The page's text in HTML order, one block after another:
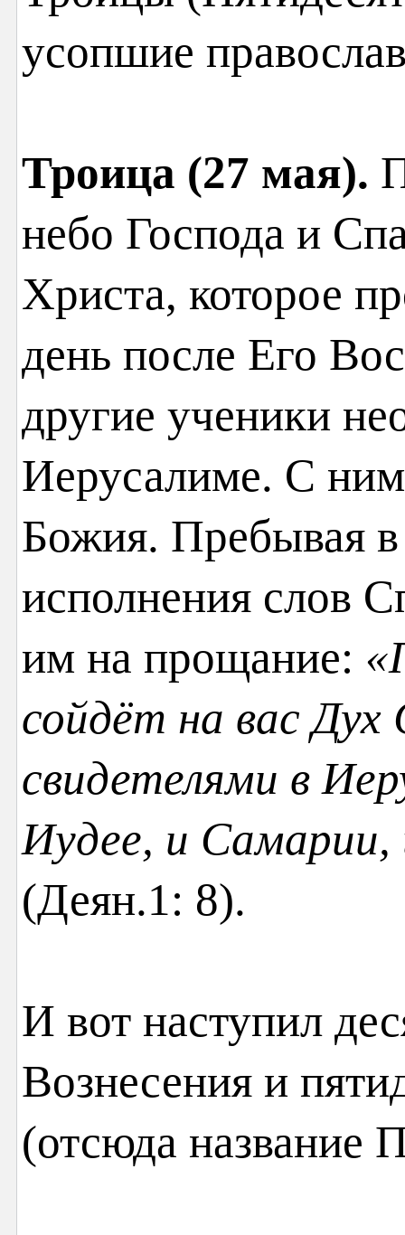
усопшие
Троица (27 мая).
небо Господа и
Христа, которое
день после Его
другие ученики
Иерусалиме. С
Божия. Пребывая
исполнения слов
им на прощание:
сойдёт на вас
свидетелями в
Иудее, и Самарии,
(Деян.1: 8).
И вот наступил
Вознесения и
(отсюда название